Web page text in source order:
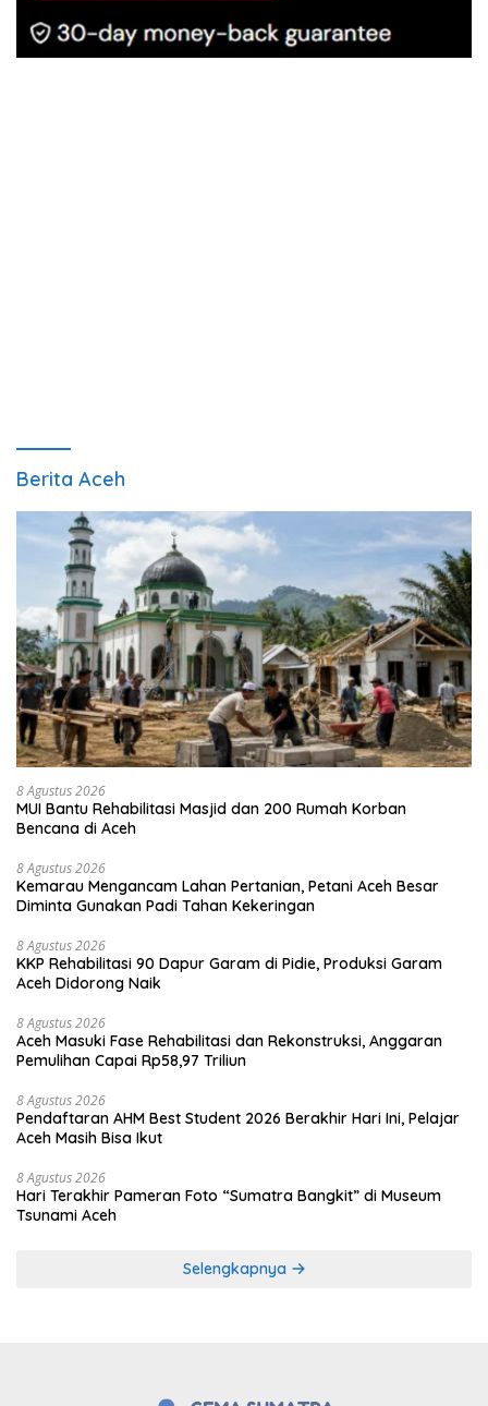
Berita Aceh
8 Agustus 2026
MUI Bantu Rehabilitasi Masjid dan 200 Rumah Korban
Bencana di Aceh
8 Agustus 2026
Kemarau Mengancam Lahan Pertanian, Petani Aceh Besar
Diminta Gunakan Padi Tahan Kekeringan
8 Agustus 2026
KKP Rehabilitasi 90 Dapur Garam di Pidie, Produksi Garam
Aceh Didorong Naik
8 Agustus 2026
Aceh Masuki Fase Rehabilitasi dan Rekonstruksi, Anggaran
Pemulihan Capai Rp58,97 Triliun
8 Agustus 2026
Pendaftaran AHM Best Student 2026 Berakhir Hari Ini, Pelajar
Aceh Masih Bisa Ikut
8 Agustus 2026
Hari Terakhir Pameran Foto “Sumatra Bangkit” di Museum
Tsunami Aceh
Selengkapnya